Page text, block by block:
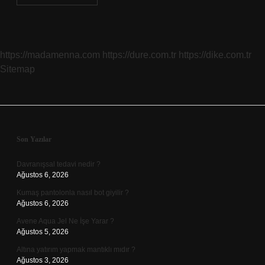
kime
https://madamenna.com https://dure.com.tr https://dike.com.tr
Sitemap
Sidebar
Son Yazılar
Davranışsal tedavi nedir ?
Ağustos 6, 2026
Kumaş pantolonla nasıl bot giyilir ?
Ağustos 6, 2026
Avene Aqua Jel Ne İşe Yarar ?
Ağustos 5, 2026
Altına yatırım yapmak mantıklı mıdır ?
Ağustos 3, 2026